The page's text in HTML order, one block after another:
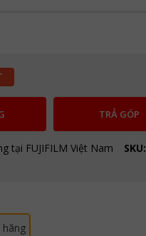
TRẢ GÓP
tại FUJIFILM Việt Nam
SKU:
hãng